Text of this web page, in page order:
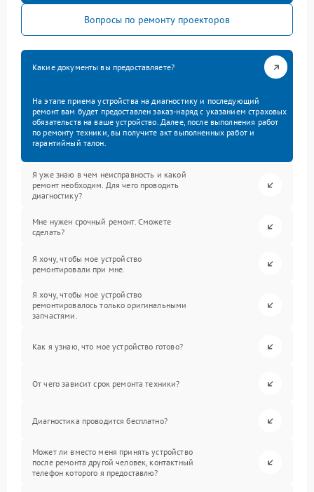
Вопросы по ремонту проекторов
Какие документы вы предоставляете?
На этапе приема устройства на диагностику и последующий
ремонт вам будет предоставлен заказ-наряд с указанием страховых
обязательств на ваше устройство. Далее, после выполнения работ
по ремонту техники, вы получите акт выполненных работ и
гарантийный талон.
Я уже знаю в чем неисправность и какой
ремонт необходим. Для чего проводить
диагностику?
Мне нужен срочный ремонт. Сможете
сделать?
Я хочу, чтобы мое устройство
ремонтировали при мне.
Я хочу, чтобы мое устройство
ремонтировалось только оригинальными
запчастями.
Как я узнаю, что мое устройство готово?
От чего зависит срок ремонта техники?
Диагностика проводится бесплатно?
Может ли вместо меня принять устройство
после ремонта другой человек, контактный
телефон которого я предоставлю?